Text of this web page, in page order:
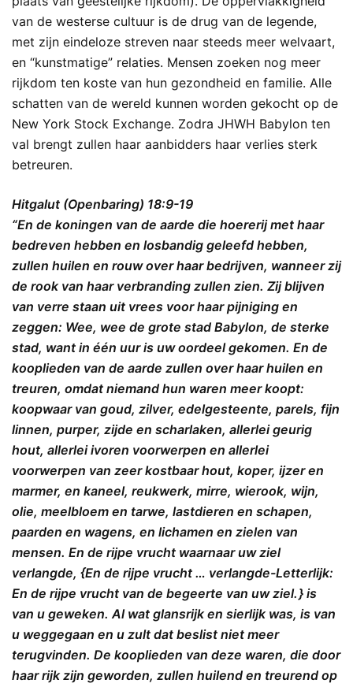
van de westerse cultuur is de drug van de legende,
met zijn eindeloze streven naar steeds meer welvaart,
en “kunstmatige” relaties. Mensen zoeken nog meer
rijkdom ten koste van hun gezondheid en familie. Alle
schatten van de wereld kunnen worden gekocht op de
New York Stock Exchange. Zodra JHWH Babylon ten
val brengt zullen haar aanbidders haar verlies sterk
betreuren.
Hitgalut (Openbaring) 18:9-19
“En de koningen van de aarde die hoererij met haar
bedreven hebben en losbandig geleefd hebben,
zullen huilen en rouw over haar bedrijven, wanneer zij
de rook van haar verbranding zullen zien. Zij blijven
van verre staan uit vrees voor haar pijniging en
zeggen: Wee, wee de grote stad Babylon, de sterke
stad, want in één uur is uw oordeel gekomen. En de
kooplieden van de aarde zullen over haar huilen en
treuren, omdat niemand hun waren meer koopt:
koopwaar van goud, zilver, edelgesteente, parels, fijn
linnen, purper, zijde en scharlaken, allerlei geurig
hout, allerlei ivoren voorwerpen en allerlei
voorwerpen van zeer kostbaar hout, koper, ijzer en
marmer, en kaneel, reukwerk, mirre, wierook, wijn,
olie, meelbloem en tarwe, lastdieren en schapen,
paarden en wagens, en lichamen en zielen van
mensen. En de rijpe vrucht waarnaar uw ziel
verlangde, {En de rijpe vrucht … verlangde-Letterlijk:
En de rijpe vrucht van de begeerte van uw ziel. } is
van u geweken. Al wat glansrijk en sierlijk was, is van
u weggegaan en u zult dat beslist niet meer
terugvinden. De kooplieden van deze waren, die door
haar rijk zijn geworden, zullen huilend en treurend op